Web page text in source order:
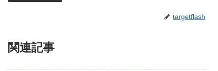
targetflash
関連記事